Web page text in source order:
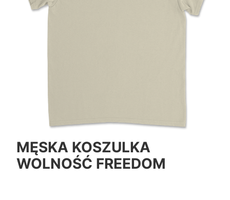
MĘSKA KOSZULKA
WOLNOŚĆ FREEDOM